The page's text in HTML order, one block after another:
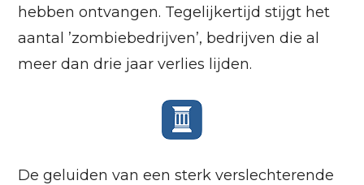
hebben ontvangen. Tegelijkertijd stijgt het
aantal ’zombiebedrijven’, bedrijven die al
meer dan drie jaar verlies lijden.
De geluiden van een sterk verslechterende